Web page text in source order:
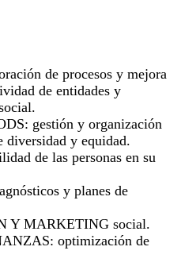
de procesos y mejora
de entidades y
gestión y organización
diversidad y equidad.
de las personas en su
y planes de
Y MARKETING social.
optimización de